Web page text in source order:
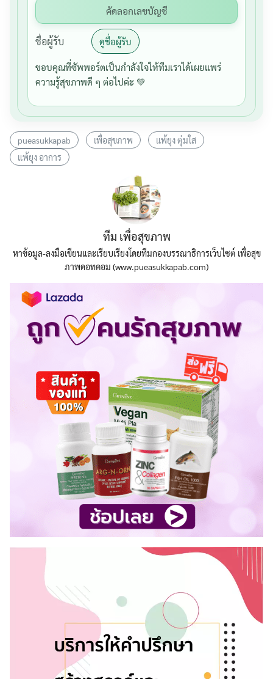
คัดลอกเลขบัญชี
ชื่อผู้รับ ดูชื่อผู้รับ
ขอบคุณที่ซัพพอร์ตเป็นกำลังใจให้ทีมเราได้เผยแพร่
ความรู้สุขภาพดี ๆ ต่อไปค่ะ 💚
pueasukkapab เพื่อสุขภาพ
แพ้ยุง ตุ่มใส
แพ้ยุง อาการ
ทีม เพื่อสุขภาพ
หาข้อมูล-ลงมือเขียนและเรียบเรียงโดยทีมกองบรรณาธิการเว็บไซต์ เพื่อสุข
ภาพดอทคอม (www.pueasukkapab.com)